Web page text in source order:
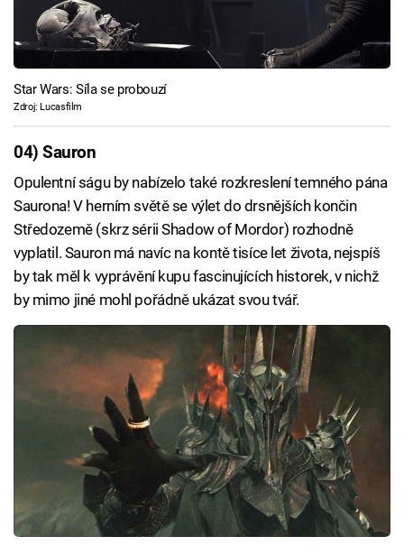
Star Wars: Síla se probouzí
Zdroj: Lucasfilm
04) Sauron
Opulentní ságu by nabízelo také rozkreslení temného pána
Saurona! V herním světě se výlet do drsnějších končin
Středozemě (skrz sérii Shadow of Mordor) rozhodně
vyplatil. Sauron má navíc na kontě tisíce let života, nejspíš
by tak měl k vyprávění kupu fascinujících historek, v nichž
by mimo jiné mohl pořádně ukázat svou tvář.